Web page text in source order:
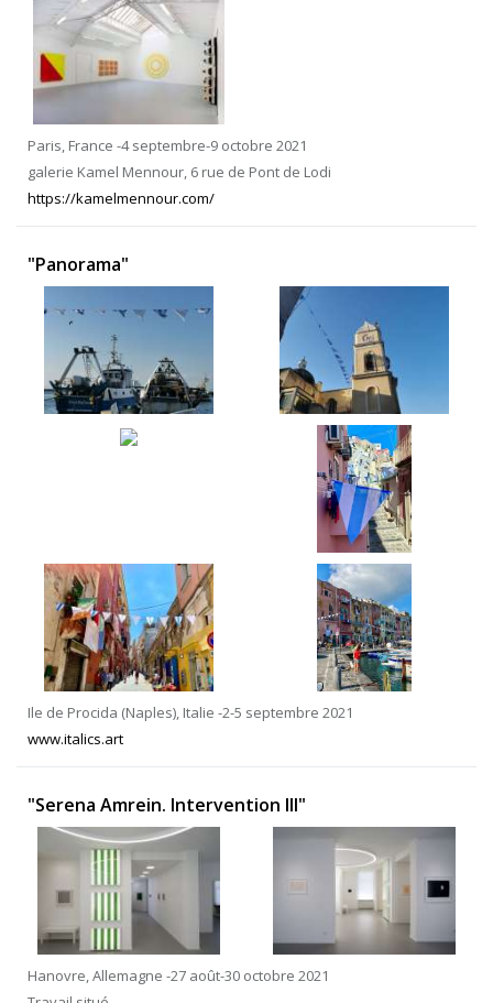
Paris, France -4 septembre-9 octobre 2021
galerie Kamel Mennour, 6 rue de Pont de Lodi
https://kamelmennour.com/
"Panorama"
Ile de Procida (Naples), Italie -2-5 septembre 2021
www.italics.art
"Serena Amrein. Intervention III"
Hanovre, Allemagne -27 août-30 octobre 2021